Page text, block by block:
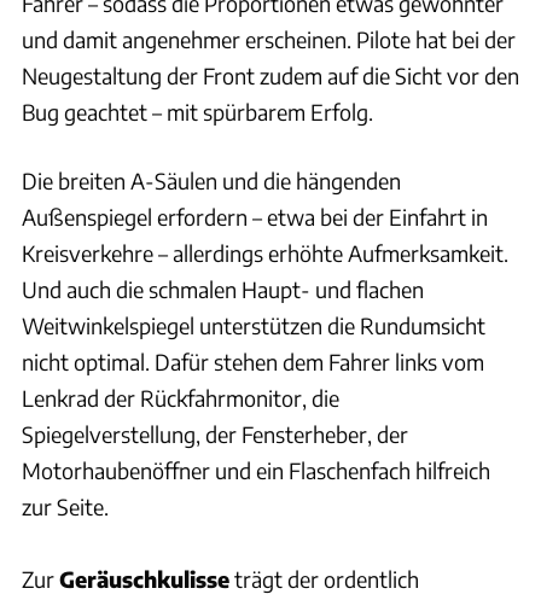
und damit angenehmer erscheinen. Pilote hat bei der
Neugestaltung der Front zudem auf die Sicht vor den
Bug geachtet – mit spürbarem Erfolg.
Die breiten A-Säulen und die hängenden
Außenspiegel erfordern – etwa bei der Einfahrt in
Kreisverkehre – allerdings erhöhte Aufmerksamkeit.
Und auch die schmalen Haupt- und flachen
Weitwinkelspiegel unterstützen die Rundumsicht
nicht optimal. Dafür stehen dem Fahrer links vom
Lenkrad der Rückfahrmonitor, die
Spiegelverstellung, der Fensterheber, der
Motorhaubenöffner und ein Flaschenfach hilfreich
zur Seite.
ZurGeräuschkulisseträgt der ordentlich